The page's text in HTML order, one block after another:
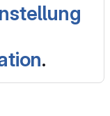
.